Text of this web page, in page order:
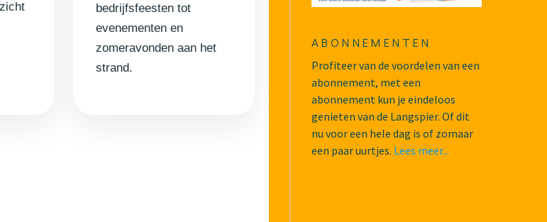
bedrijfsfeesten tot
evenementen en
zomeravonden aan het
strand.
ABONNEMENTEN
Profiteer van de voordelen van een
abonnement, met een
abonnement kun je eindeloos
genieten van de Langspier. Of dit
nu voor een hele dag is of zomaar
een paar uurtjes. Lees meer...